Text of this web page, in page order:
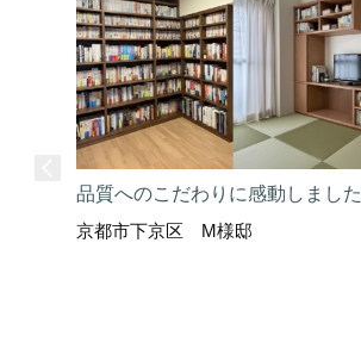
品質へのこだわりに感動しました
京都市下京区 M様邸